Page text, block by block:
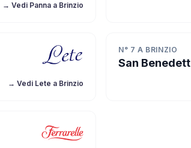
→ Vedi Panna a Brinzio
→ Vedi Lete a Brinzio
N° 7 A BRINZIO
San